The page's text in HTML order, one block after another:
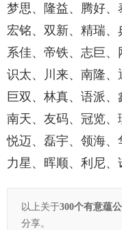
梦思、隆益、腾好、
宏铭、双新、精瑞、
系佳、帝铁、志巨
识太、川来、南隆
巨双、林真、语派
南天、友码、冠览
悦迈、磊宇、领海
力星、晖顺、利尼
以上关于300个有意蕴
分享。